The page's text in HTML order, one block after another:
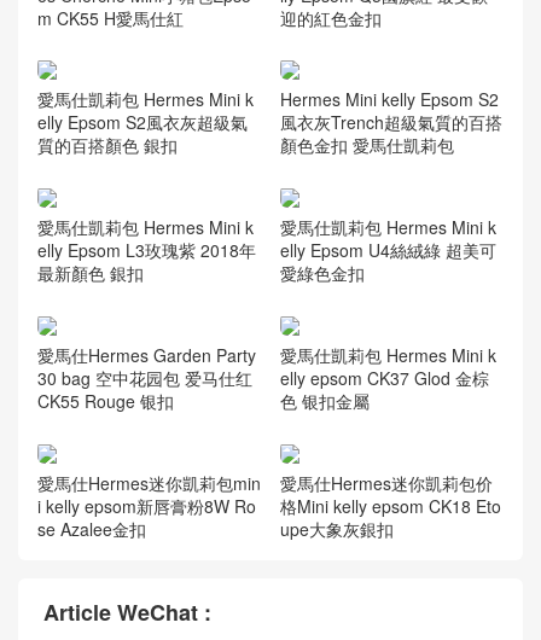
m CK55 H愛馬仕紅
迎的紅色金扣
愛馬仕凱莉包 Hermes Mini k
elly Epsom S2風衣灰超級氣
質的百搭顏色 銀扣
Hermes Mini kelly Epsom S2
風衣灰Trench超級氣質的百搭
顏色金扣 愛馬仕凱莉包
愛馬仕凱莉包 Hermes Mini k
elly Epsom L3玫瑰紫 2018年
最新顏色 銀扣
愛馬仕凱莉包 Hermes Mini k
elly Epsom U4絲絨綠 超美可
愛綠色金扣
愛馬仕Hermes Garden Party
30 bag 空中花园包 爱马仕红
CK55 Rouge 银扣
愛馬仕凱莉包 Hermes Mini k
elly epsom CK37 Glod 金棕
色 银扣金屬
愛馬仕Hermes迷你凱莉包min
i kelly epsom新唇膏粉8W Ro
se Azalee金扣
愛馬仕Hermes迷你凱莉包价
格Mini kelly epsom CK18 Eto
upe大象灰銀扣
Article WeChat :